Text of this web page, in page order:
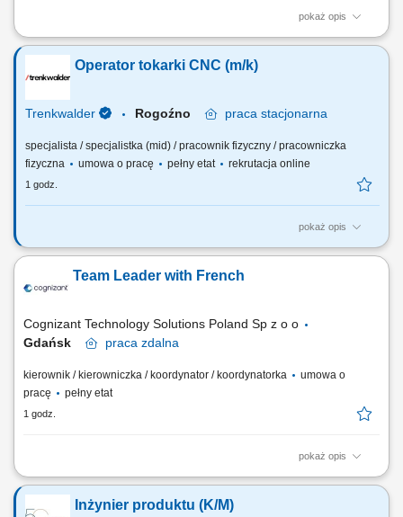
pokaż opis
Zakres obowiązków: Przyjęcia towarów i opakowań na stany
magazynowe, Przyjmowanie i kontrola dostaw, Załadunek i rozładunek
towarów, Kompletacja zamówień, Wydawanie towarów, Kontrola stanów
magazynowych, Rozmieszczenie towarów w wyznaczonych
lokalizacjach magazynu. Praca jednozmianowa w...
Operator tokarki CNC (m/k)
Trenkwalder Rogoźno praca stacjonarna
specjalista / specjalistka (mid) / pracownik fizyczny / pracowniczka
fizyczna
umowa o pracę pełny etat rekrutacja online
1 godz.
pokaż opis
Twoje zadania obsługa tokarki CNC: 3-osiowej lub 5-osiowej,
maszyny, kontrola i bieżąca analiza parametrów skrawania w trakcie
obróbki, wprowadzanie niezbędnych korekt wymiarowych, praca w
Team Leader with French
Cognizant Technology Solutions Poland Sp z o o
Gdańsk
praca zdalna
kierownik / kierowniczka / koordynator / koordynatorka
umowa o
pracę
pełny etat
1 godz.
pokaż opis
Work model: Remote About the role We are looking for an experienced
Team Lead to oversee a group of teams working on social media
monitoring, content quality and localization support across multiple
Inżynier produktu (K/M)